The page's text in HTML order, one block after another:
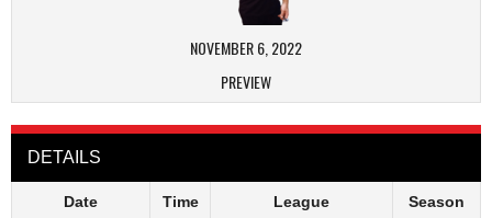
NOVEMBER 6, 2022
PREVIEW
DETAILS
Date Time League Season